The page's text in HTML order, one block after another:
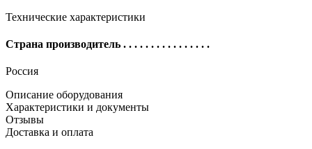
Технические характеристики
Страна производитель . . . . . . . . . . . . . . . .
Россия
Описание оборудования
Характеристики и документы
Отзывы
Доставка и оплата